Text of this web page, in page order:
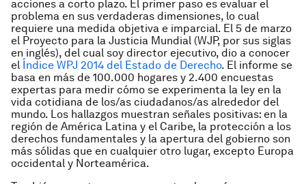
acciones a corto plazo. El primer paso es evaluar el
problema en sus verdaderas dimensiones, lo cual
requiere una medida objetiva e imparcial. El 5 de marzo
el Proyecto para la Justicia Mundial (WJP, por sus siglas
en inglés), del cual soy director ejecutivo, dio a conocer
el Índice WPJ 2014 del Estado de Derecho. El informe se
basa en más de 100.000 hogares y 2.400 encuestas
expertas para medir cómo se experimenta la ley en la
vida cotidiana de los/as ciudadanos/as alrededor del
mundo. Los hallazgos muestran señales positivas: en la
región de América Latina y el Caribe, la protección a los
derechos fundamentales y la apertura del gobierno son
más sólidas que en cualquier otro lugar, excepto Europa
occidental y Norteamérica.